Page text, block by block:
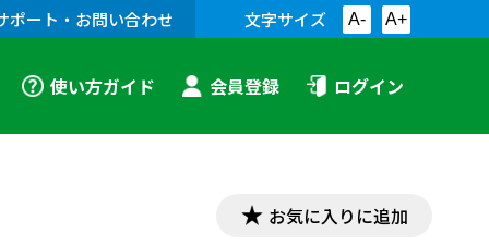
ポート・お問い合わせ 文字サイズ A- A+
使い方ガイド 会員登録 ログイン
お気に入りに追加